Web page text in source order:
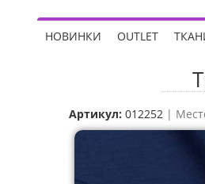
НОВИНКИ OUTLET
Артикул: 012252 |